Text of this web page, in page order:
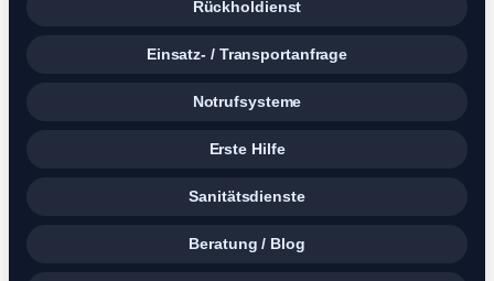
Rückholdienst
Einsatz- / Transportanfrage
Notrufsysteme
Erste Hilfe
Sanitätsdienste
Beratung / Blog